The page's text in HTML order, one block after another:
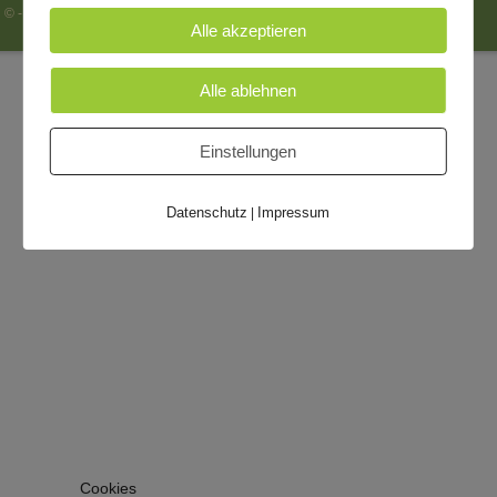
© - 2026 Hospiz Wolfen -
Cookies
Alle akzeptieren
Alle ablehnen
Einstellungen
Datenschutz Impressum